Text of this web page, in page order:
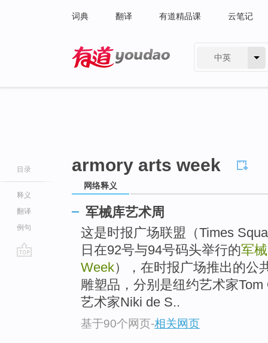
词典 翻译 有道精品课 云笔记
中英
目录
释义
翻译
例句
armory arts week
网络释义
军械库艺术周
这是时报广场联盟（Times
日在92号与94号码头举行的军
Week），在时报广场推出的公
雕塑品，分别是纽约艺术家
艺术家Niki de S..
基于90个网页-相关网页